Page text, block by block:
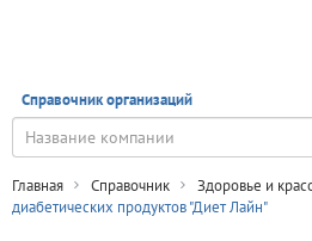
Справочник организаций
Главная Справочник Здоровье и
диабетических продуктов "Диет Лайн"